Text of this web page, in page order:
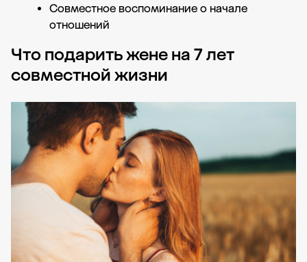
Совместное воспоминание о начале
отношений
Что подарить жене на 7 лет
совместной жизни